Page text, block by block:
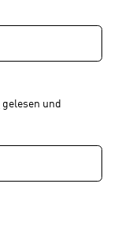
gelesen und